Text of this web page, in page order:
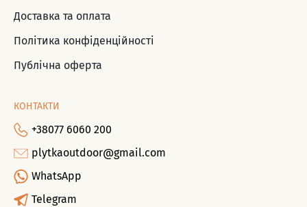
Доставка та оплата
Політика конфіденційності
Публічна оферта
КОНТАКТИ
+38077 6060 200
plytkaoutdoor@gmail.com
WhatsApp
Telegram